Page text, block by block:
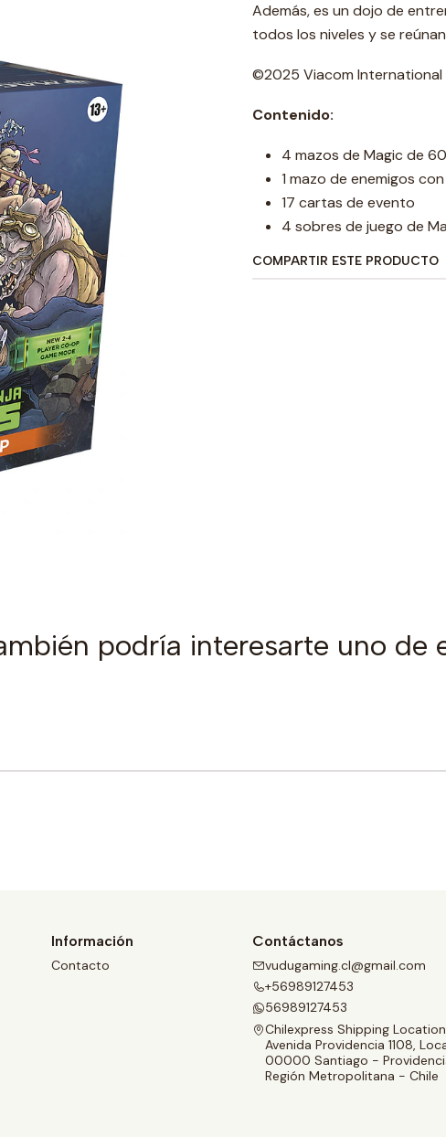
Además, es un dojo de
todos los niveles y se
©2025 Viacom International
Contenido:
4 mazos de Magic de
1 mazo de enemigos con
17 cartas de evento
4 sobres de juego de
COMPARTIR ESTE PRODUCTO
podría interesarte uno de
Información
Contacto
Contáctanos
vudugaming.cl@gmail.com
+56989127453
56989127453
Chilexpress Shipping Location
Avenida Providencia 1108,
00000 Santiago -
Región Metropolitana - Chile